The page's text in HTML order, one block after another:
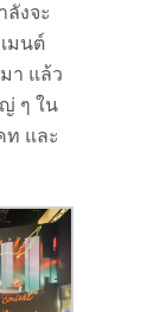
ลังจะ
มนต์
า แล้ว
ๆ ใน
ท และ